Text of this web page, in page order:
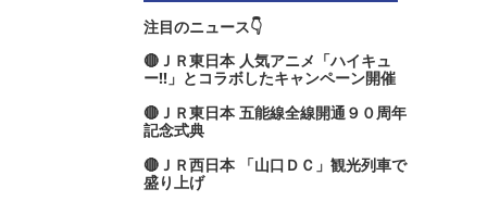
注目のニュース👇
🔴ＪＲ東日本 人気アニメ「ハイキュ
ー‼」とコラボしたキャンペーン開催
🔴ＪＲ東日本 五能線全線開通９０周年
記念式典
🔴ＪＲ西日本 「山口ＤＣ」観光列車で
盛り上げ